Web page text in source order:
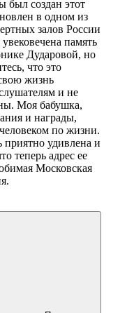
был создан этот
в одном из
залов России
память
Дударовой, но
что это
жизнь
и не
Моя бабушка,
и награды,
по жизни.
удивлена и
теперь адрес ее
Московская